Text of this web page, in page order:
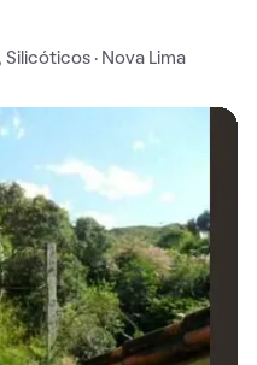
· Nova Lima